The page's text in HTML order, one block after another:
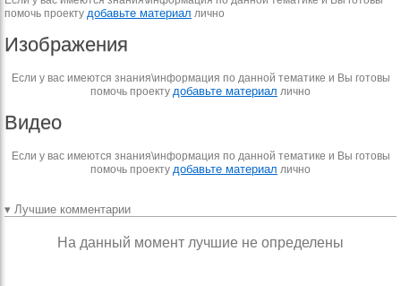
помочь проекту добавьте материал лично
Изображения
Если у вас имеются знания\информация по данной тематике и Вы готовы
помочь проекту добавьте материал лично
Видео
Если у вас имеются знания\информация по данной тематике и Вы готовы
помочь проекту добавьте материал лично
▾ Лучшие комментарии
На данный момент лучшие не определены